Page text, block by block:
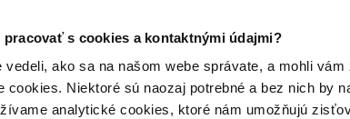
pracovať s cookies a kontaktnými údajmi?
vedeli, ako sa na našom webe správate, a mohli
cookies. Niektoré sú naozaj potrebné a bez nich by
analytické cookies, ktoré nám umožňujú
Kontakt